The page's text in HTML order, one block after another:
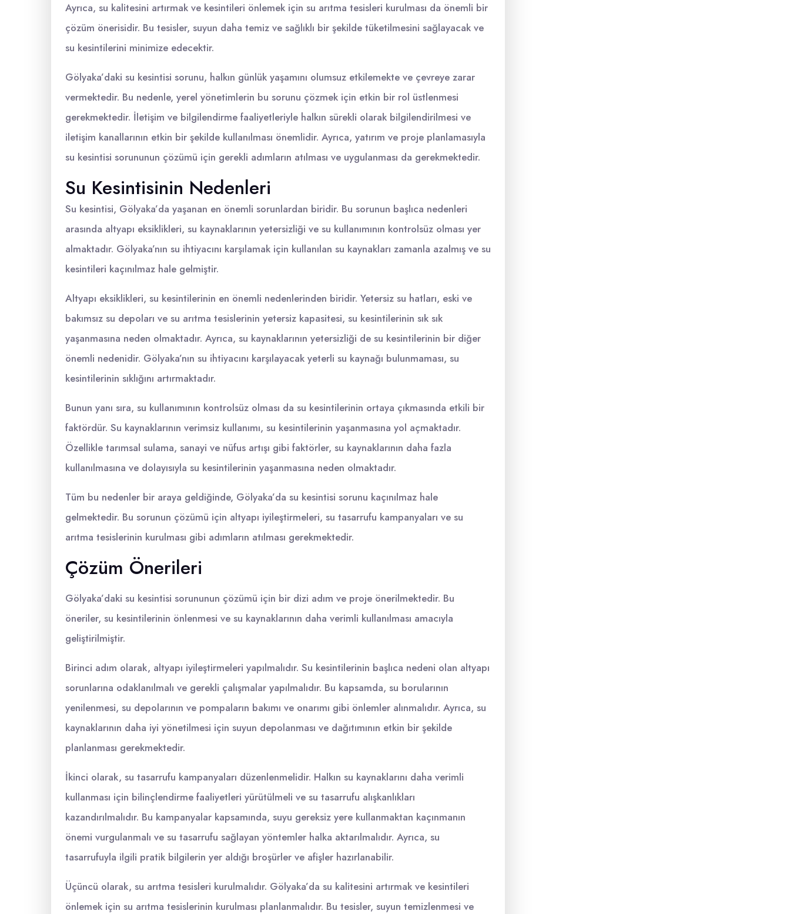
Ayrıca, su kalitesini artırmak ve kesintileri önlemek için su arıtma tesisleri kurulması da önemli bir
çözüm önerisidir. Bu tesisler, suyun daha temiz ve sağlıklı bir şekilde tüketilmesini sağlayacak ve
su kesintilerini minimize edecektir.
Gölyaka’daki su kesintisi sorunu, halkın günlük yaşamını olumsuz etkilemekte ve çevreye zarar
vermektedir. Bu nedenle, yerel yönetimlerin bu sorunu çözmek için etkin bir rol üstlenmesi
gerekmektedir. İletişim ve bilgilendirme faaliyetleriyle halkın sürekli olarak bilgilendirilmesi ve
iletişim kanallarının etkin bir şekilde kullanılması önemlidir. Ayrıca, yatırım ve proje planlamasıyla
su kesintisi sorununun çözümü için gerekli adımların atılması ve uygulanması da gerekmektedir.
Su Kesintisinin Nedenleri
Su kesintisi, Gölyaka’da yaşanan en önemli sorunlardan biridir. Bu sorunun başlıca nedenleri
arasında altyapı eksiklikleri, su kaynaklarının yetersizliği ve su kullanımının kontrolsüz olması yer
almaktadır. Gölyaka’nın su ihtiyacını karşılamak için kullanılan su kaynakları zamanla azalmış ve su
kesintileri kaçınılmaz hale gelmiştir.
Altyapı eksiklikleri, su kesintilerinin en önemli nedenlerinden biridir. Yetersiz su hatları, eski ve
bakımsız su depoları ve su arıtma tesislerinin yetersiz kapasitesi, su kesintilerinin sık sık
yaşanmasına neden olmaktadır. Ayrıca, su kaynaklarının yetersizliği de su kesintilerinin bir diğer
önemli nedenidir. Gölyaka’nın su ihtiyacını karşılayacak yeterli su kaynağı bulunmaması, su
kesintilerinin sıklığını artırmaktadır.
Bunun yanı sıra, su kullanımının kontrolsüz olması da su kesintilerinin ortaya çıkmasında etkili bir
faktördür. Su kaynaklarının verimsiz kullanımı, su kesintilerinin yaşanmasına yol açmaktadır.
Özellikle tarımsal sulama, sanayi ve nüfus artışı gibi faktörler, su kaynaklarının daha fazla
kullanılmasına ve dolayısıyla su kesintilerinin yaşanmasına neden olmaktadır.
Tüm bu nedenler bir araya geldiğinde, Gölyaka’da su kesintisi sorunu kaçınılmaz hale
gelmektedir. Bu sorunun çözümü için altyapı iyileştirmeleri, su tasarrufu kampanyaları ve su
arıtma tesislerinin kurulması gibi adımların atılması gerekmektedir.
Çözüm Önerileri
Gölyaka’daki su kesintisi sorununun çözümü için bir dizi adım ve proje önerilmektedir. Bu
öneriler, su kesintilerinin önlenmesi ve su kaynaklarının daha verimli kullanılması amacıyla
geliştirilmiştir.
Birinci adım olarak, altyapı iyileştirmeleri yapılmalıdır. Su kesintilerinin başlıca nedeni olan altyapı
sorunlarına odaklanılmalı ve gerekli çalışmalar yapılmalıdır. Bu kapsamda, su borularının
yenilenmesi, su depolarının ve pompaların bakımı ve onarımı gibi önlemler alınmalıdır. Ayrıca, su
kaynaklarının daha iyi yönetilmesi için suyun depolanması ve dağıtımının etkin bir şekilde
planlanması gerekmektedir.
İkinci olarak, su tasarrufu kampanyaları düzenlenmelidir. Halkın su kaynaklarını daha verimli
kullanması için bilinçlendirme faaliyetleri yürütülmeli ve su tasarrufu alışkanlıkları
kazandırılmalıdır. Bu kampanyalar kapsamında, suyu gereksiz yere kullanmaktan kaçınmanın
önemi vurgulanmalı ve su tasarrufu sağlayan yöntemler halka aktarılmalıdır. Ayrıca, su
tasarrufuyla ilgili pratik bilgilerin yer aldığı broşürler ve afişler hazırlanabilir.
Üçüncü olarak, su arıtma tesisleri kurulmalıdır. Gölyaka’da su kalitesini artırmak ve kesintileri
önlemek için su arıtma tesislerinin kurulması planlanmalıdır. Bu tesisler, suyun temizlenmesi ve